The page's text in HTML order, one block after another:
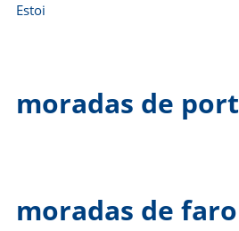
Estoi
moradas de
moradas de faro